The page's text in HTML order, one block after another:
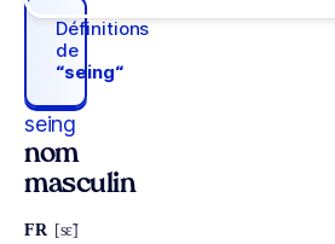
Définitions
de
“seing“
seing
nom
masculin
FR [sɛ̃]